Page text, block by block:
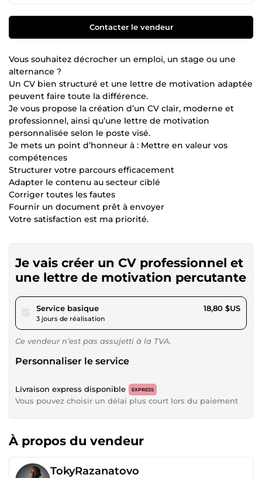
Contacter le vendeur
Vous souhaitez décrocher un emploi, un stage ou une
alternance ?
Un CV bien structuré et une lettre de motivation adaptée
peuvent faire toute la différence.
Je vous propose la création d’un CV clair, moderne et
professionnel, ainsi qu’une lettre de motivation
personnalisée selon le poste visé.
Je mets un point d’honneur à : Mettre en valeur vos
compétences
Structurer votre parcours efficacement
Adapter le contenu au secteur ciblé
Corriger toutes les fautes
Fournir un document prêt à envoyer
Votre satisfaction est ma priorité.
Je vais créer un CV professionnel et
une lettre de motivation percutante
Service basiquepour 17,32 $US
3 jours de réalisation
18,80 $US
Ce vendeur n’est pas assujetti à la TVA.
Personnaliser le service
Livraison express disponible EXPRESS
Vous pouvez choisir un délai plus court lors du paiement
À propos du vendeur
TokyRazanatovo